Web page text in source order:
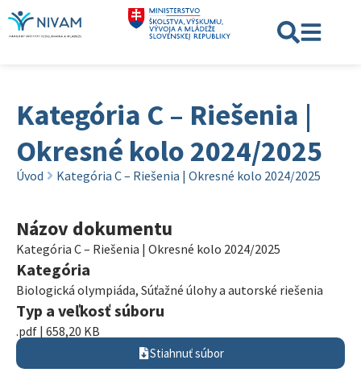
Kategória C – Riešenia |
Okresné kolo 2024/2025
Úvod Kategória C – Riešenia | Okresné kolo 2024/2025
Názov dokumentu
Kategória C – Riešenia | Okresné kolo 2024/2025
Kategória
Biologická olympiáda, Súťažné úlohy a autorské riešenia
Typ a veľkosť súboru
.pdf | 658,20 KB
Stiahnuť súbor